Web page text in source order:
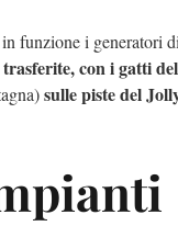
funzione i generatori
con i gatti
sulle piste del